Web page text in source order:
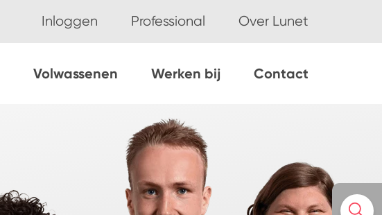
Inloggen Professional Over Lunet
Volwassenen Werken bij Contact